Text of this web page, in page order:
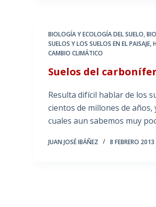
BIOLOGÍA Y ECOLOGÍA DEL SUELO,
SUELOS Y LOS SUELOS EN EL PAISAJE,
CAMBIO CLIMÁTICO
Suelos del
Resulta difícil hablar de los
cientos de millones de
cuales aun sabemos muy
JUAN JOSÉ IBÁÑEZ 8 FEBRERO 2013